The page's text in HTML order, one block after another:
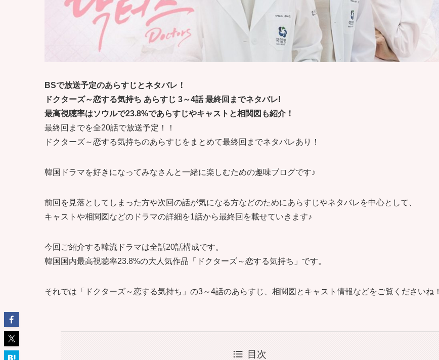
BSで放送予定のあらすじとネタバレ！
ドクターズ～恋する気持ち あらすじ 3～4話 最終回までネタバレ!
最高視聴率はソウルで23.8%であらすじやキャストと相関図も紹介！
最終回までを全20話で放送予定！！
ドクターズ～恋する気持ちのあらすじをまとめて最終回までネタバレあり！
韓国ドラマを好きになってみなさんと一緒に楽しむための趣味ブログです♪
前回を見落としてしまった方や次回の話が気になる方などのためにあらすじやネタバレを中心として、
キャストや相関図などのドラマの詳細を1話から最終回を載せていきます♪
今回ご紹介する韓流ドラマは全話20話構成です。
韓国国内最高視聴率23.8%の大人気作品「ドクターズ～恋する気持ち」です。
それでは「ドクターズ～恋する気持ち」の3～4話のあらすじ、相関図とキャスト情報などをご覧くださいね！
目次